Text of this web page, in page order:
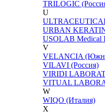
TRILOGIC
U
URBAN
USOLAB Medical
V
VELANCIA
VILAVI (Россия)
VIRIDI
VITUAL
W
WIQO (Италия)
X